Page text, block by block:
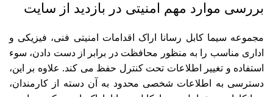
بررسی موارد مهم امنیتی در بازدید از سایت
مجموعه سیما کابل رسانا اراک اقدامات امنیتی فنی، فیزیکی و
اداری مناسب را به منظور محافظت در برابر از دست دادن، سوء
استفاده و تغییر اطلاعات تحت کنترل حفظ می کند. علاوه بر این،
دسترسی به اطلاعات شخصی محدود به آن دسته از کارمندان،